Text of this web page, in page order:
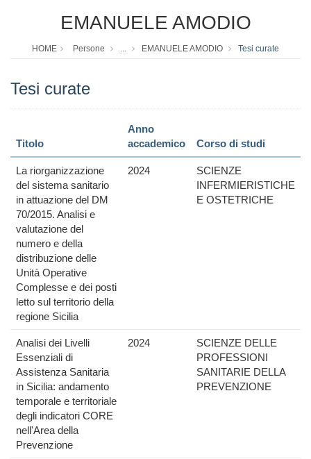
EMANUELE AMODIO
HOME Persone ... EMANUELE AMODIO Tesi curate
Tesi curate
Titolo
Anno
accademico
Corso di studi
La riorganizzazione
del sistema sanitario
in attuazione del DM
70/2015. Analisi e
valutazione del
numero e della
distribuzione delle
Unità Operative
Complesse e dei posti
letto sul territorio della
regione Sicilia
2024
SCIENZE
INFERMIERISTICHE
E OSTETRICHE
Analisi dei Livelli
Essenziali di
Assistenza Sanitaria
in Sicilia: andamento
temporale e territoriale
degli indicatori CORE
nell'Area della
Prevenzione
2024
SCIENZE DELLE
PROFESSIONI
SANITARIE DELLA
PREVENZIONE